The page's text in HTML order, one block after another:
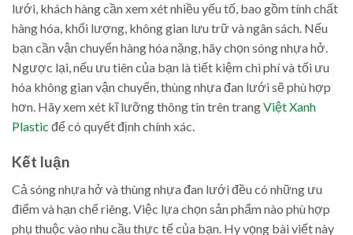
lưới, khách hàng cần xem xét nhiều yếu tố, bao gồm tính chất
hàng hóa, khối lượng, không gian lưu trữ và ngân sách. Nếu
bạn cần vận chuyển hàng hóa nặng, hãy chọn sóng nhựa hở.
Ngược lại, nếu ưu tiên của bạn là tiết kiệm chi phí và tối ưu
hóa không gian vận chuyển, thùng nhựa đan lưới sẽ phù hợp
hơn. Hãy xem xét kĩ lưỡng thông tin trên trangViệt Xanh
Plastic để có quyết định chính xác.
Kết luận
Cả sóng nhựa hở và thùng nhựa đan lưới đều có những ưu
điểm và hạn chế riêng. Việc lựa chọn sản phẩm nào phù hợp
phụ thuộc vào nhu cầu thực tế của bạn. Hy vọng bài viết này